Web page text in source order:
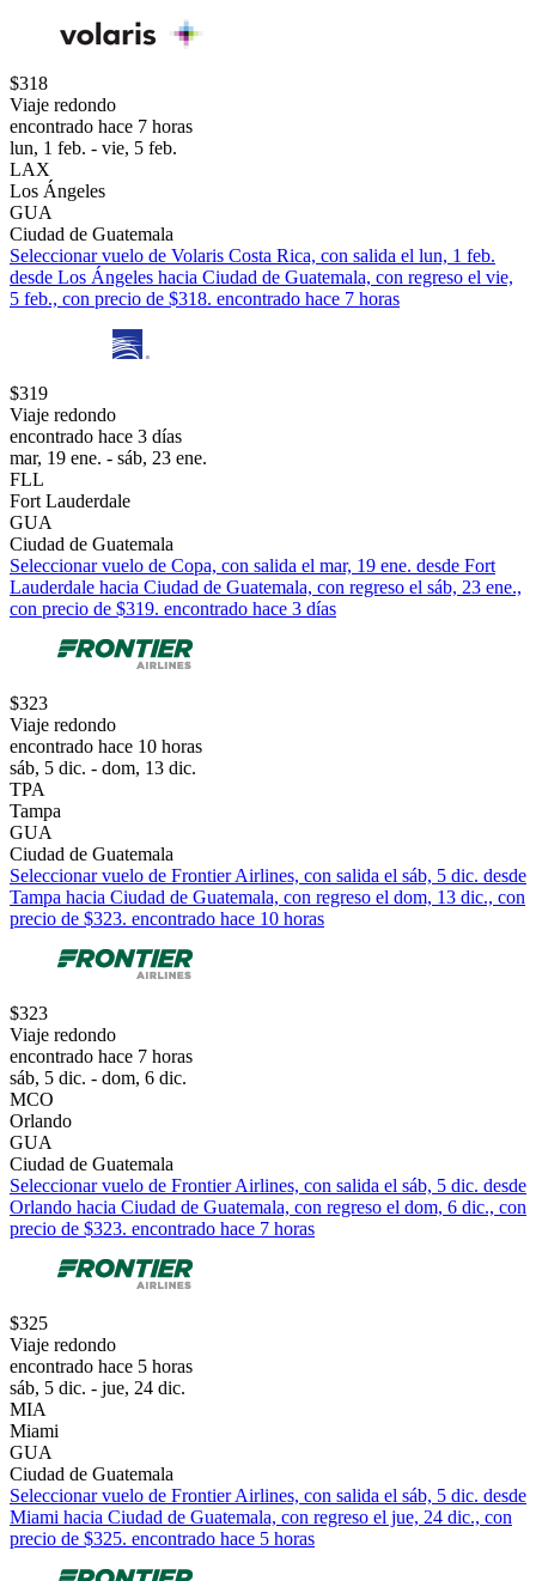
$318
Viaje redondo
encontrado hace 7 horas
lun, 1 feb. - vie, 5 feb.
LAX
Los Ángeles
GUA
Ciudad de Guatemala
Seleccionar vuelo de Volaris Costa Rica, con salida el lun, 1 feb.
desde Los Ángeles hacia Ciudad de Guatemala, con regreso el vie,
5 feb., con precio de $318. encontrado hace 7 horas
$319
Viaje redondo
encontrado hace 3 días
mar, 19 ene. - sáb, 23 ene.
FLL
Fort Lauderdale
GUA
Ciudad de Guatemala
Seleccionar vuelo de Copa, con salida el mar, 19 ene. desde Fort
Lauderdale hacia Ciudad de Guatemala, con regreso el sáb, 23 ene.,
con precio de $319. encontrado hace 3 días
$323
Viaje redondo
encontrado hace 10 horas
sáb, 5 dic. - dom, 13 dic.
TPA
Tampa
GUA
Ciudad de Guatemala
Seleccionar vuelo de Frontier Airlines, con salida el sáb, 5 dic. desde
Tampa hacia Ciudad de Guatemala, con regreso el dom, 13 dic., con
precio de $323. encontrado hace 10 horas
$323
Viaje redondo
encontrado hace 7 horas
sáb, 5 dic. - dom, 6 dic.
MCO
Orlando
GUA
Ciudad de Guatemala
Seleccionar vuelo de Frontier Airlines, con salida el sáb, 5 dic. desde
Orlando hacia Ciudad de Guatemala, con regreso el dom, 6 dic., con
precio de $323. encontrado hace 7 horas
$325
Viaje redondo
encontrado hace 5 horas
sáb, 5 dic. - jue, 24 dic.
MIA
Miami
GUA
Ciudad de Guatemala
Seleccionar vuelo de Frontier Airlines, con salida el sáb, 5 dic. desde
Miami hacia Ciudad de Guatemala, con regreso el jue, 24 dic., con
precio de $325. encontrado hace 5 horas